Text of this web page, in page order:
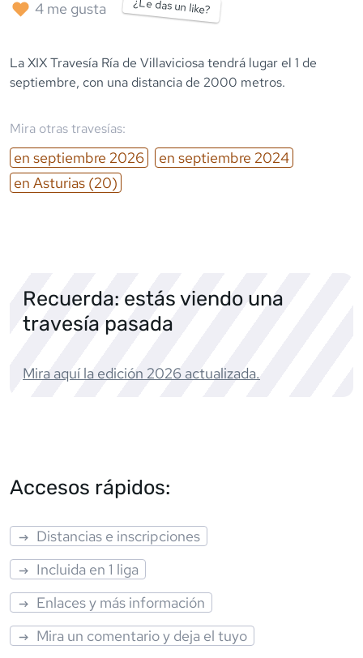
4 me gusta ¿Le das un like?
La XIX Travesía Ría de Villaviciosa tendrá lugar el 1 de
septiembre, con una distancia de 2000 metros.
Mira otras travesías:
en septiembre 2026 en septiembre 2024
en Asturias (20)
Recuerda: estás viendo una
travesía pasada
Mira aquí la edición 2026 actualizada.
Accesos rápidos:
Distancias e inscripciones
Incluida en 1 liga
Enlaces y más información
Mira un comentario y deja el tuyo